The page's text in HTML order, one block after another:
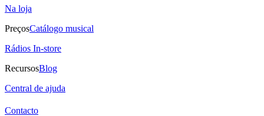
Na loja
PreçosCatálogo musical
Rádios In-store
RecursosBlog
Central de ajuda
Contacto